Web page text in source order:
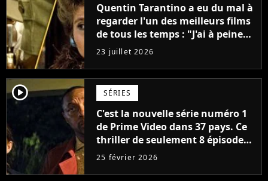
Quentin Tarantino a eu du mal à
regarder l'un des meilleurs films
de tous les temps : "J'ai à peine
réussi à aller jusqu'au générique
de fin"
23 juillet 2026
player2 SÉRIES
C'est la nouvelle série numéro 1
de Prime Video dans 37 pays. Ce
thriller de seulement 8 épisodes
a détrôné Fallout à la surprise
25 février 2026